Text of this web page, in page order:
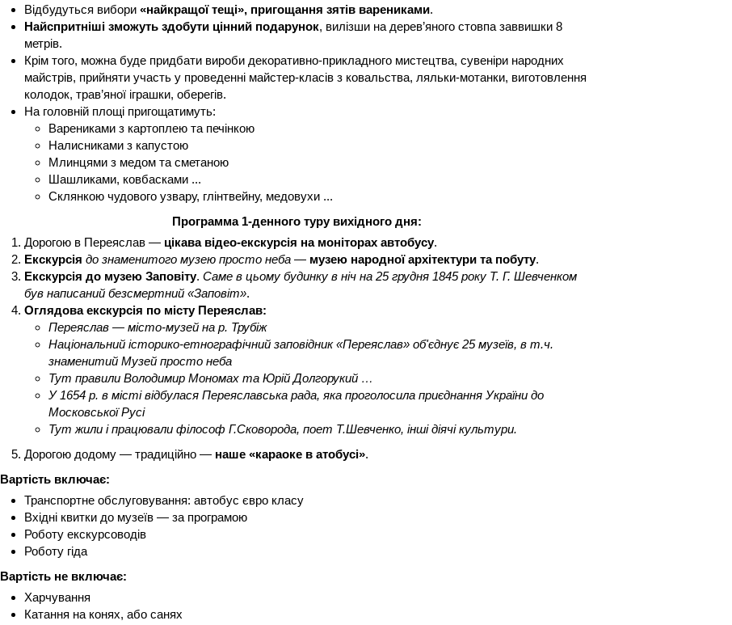
Відбудуться вибори «найкращої тещі», пригощання зятів варениками.
Найспритніші зможуть здобути цінний подарунок, вилізши на дерев’яного стовпа заввишки 8
метрів.
Крім того, можна буде придбати вироби декоративно-прикладного мистецтва, сувеніри народних
майстрів, прийняти участь у проведенні майстер-класів з ковальства, ляльки-мотанки, виготовлення
колодок, трав’яної іграшки, оберегів.
На головній площі пригощатимуть:
Варениками з картоплею та печінкою
Налисниками з капустою
Млинцями з медом та сметаною
Шашликами, ковбасками ...
Склянкою чудового узвару, глінтвейну, медовухи ...
Программа 1-денного туру вихідного дня:
Дорогою в Переяслав — цікава відео-екскурсія на моніторах автобусу.
Екскурсія до знаменитого музею просто неба — музею народної архітектури та побуту.
Екскурсія до музею Заповіту. Саме в цьому будинку в ніч на 25 грудня 1845 року Т. Г. Шевченком
був написаний безсмертний «Заповіт».
Оглядова екскурсія по місту Переяслав:
Переяслав — місто-музей на р. Трубіж
Національний історико-етнографічний заповідник «Переяслав» об'єднує 25 музеїв, в т.ч.
знаменитий Музей просто неба
Тут правили Володимир Мономах та Юрій Долгорукий …
У 1654 р. в місті відбулася Переяславська рада, яка проголосила приєднання України до
Московської Русі
Тут жили і працювали філософ Г.Сковорода, поет Т.Шевченко, інші діячі культури.
Дорогою додому — традиційно — наше «караоке в атобусі».
Вартість включає:
Транспортне обслуговування: автобус євро класу
Вхідні квитки до музеїв — за програмою
Роботу екскурсоводів
Роботу гіда
Вартість не включає:
Харчування
Катання на конях, або санях